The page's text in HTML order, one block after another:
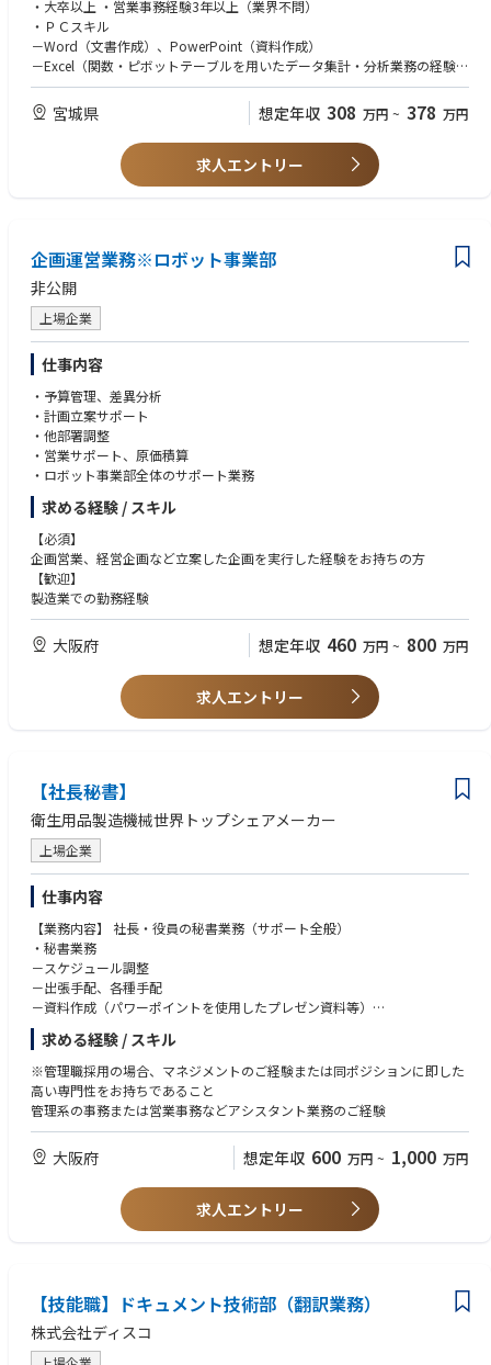
オーダーメイドのトレッドミル（ランニングマシン）並びに自動ねじ供給
機
のトップクラスメーカーです。オーダーメイドトレッドミルの設計から製
などの研究機関で使用されています。経済産業省「元気なモノ作り中小企
業300
社」や2018年「地域未来牽引企業」など受賞も多数。現在は医療福祉分野
（トレーニング機器）に注力しており、トレッドミル（ランニングマシ
ン）やQOMトレーニングマシンの開発にも力を注いでいます。東京大学や
「筋肉を鍛えること」を目的とした従来のウエイトやマシンなどとは違
い、人間の動作の本質を学習させるトレーニングマシンです。体を動かす
ことが出来なかった高齢の方々が再び歩行できるようになったり、小学生
の50m走が数回のトレーニングでタイムが1秒縮まったりした事例も報告
されています。
・大卒以上 ・営業事務経験3年以上（業界不問）
・ＰＣスキル
－Word（文書作成）、PowerPoint（資料作成）
－Excel（関数・ピボットテーブルを用いたデータ集計・分析業務の経験）
＜歓迎＞
・英語力（TOEIC600点相当以上）
※自動翻訳で、業務に使用なく実施できれば可
・貿易事務、輸出入関連業務の経験
・貿易実務検定B級以上
宮城県 想定年収 308 万円 ~ 378 万円
求人エントリー
企画運営業務※ロボット事業部
非公開
上場企業
仕事内容
・予算管理、差異分析
・計画立案サポート
・他部署調整
・営業サポート、原価積算
・ロボット事業部全体のサポート業務
求める経験 / スキル
【必須】
企画営業、経営企画など立案した企画を実行した経験をお持ちの方
【歓迎】
製造業での勤務経験
大阪府 想定年収 460 万円 ~ 800 万円
求人エントリー
【社長秘書】
衛生用品製造機械世界トップシェアメーカー
上場企業
仕事内容
【業務内容】 社長・役員の秘書業務（サポート全般）
・秘書業務
－スケジュール調整
－出張手配、各種手配
－資料作成（パワーポイントを使用したプレゼン資料等）
－各種請求書処理等
・対顧客応対（含む海外顧客）
※将来的に、広報・IR業務・経営企画業務のサポートまで経験幅を広げて
頂くことも可能です。
求める経験 / スキル
※管理職採用の場合、マネジメントのご経験または同ポジションに即した
高い専門性をお持ちであること
管理系の事務または営業事務などアシスタント業務のご経験
大阪府 想定年収 600 万円 ~ 1,000 万円
求人エントリー
【技能職】ドキュメント技術部（翻訳業務）
株式会社ディスコ